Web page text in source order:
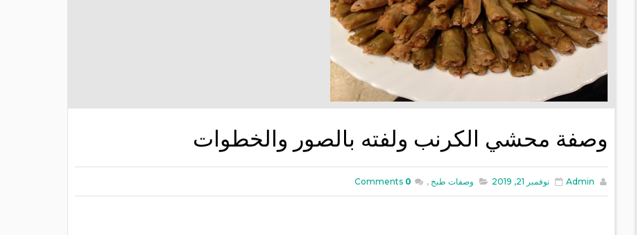
وصفة محشي الكرنب ولفته بالصور والخطوات
Admin نوفمبر 21, 2019 وصفات طبخ ,
0
Comments